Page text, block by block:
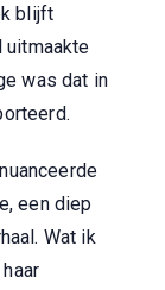
blijft
uitmaakte
was dat in
een diep
Wat ik